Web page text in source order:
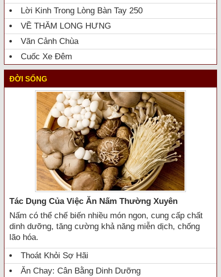
Lời Kinh Trong Lòng Bàn Tay 250
VỀ THĂM LONG HƯNG
Vãn Cảnh Chùa
Cuốc Xe Đêm
ĐỜI SỐNG
Tác Dụng Của Việc Ăn Nấm Thường Xuyên
Nấm có thể chế biến nhiều món ngon, cung cấp chất
dinh dưỡng, tăng cường khả năng miễn dịch, chống
lão hóa.
Thoát Khỏi Sợ Hãi
Ăn Chay: Cân Bằng Dinh Dưỡng